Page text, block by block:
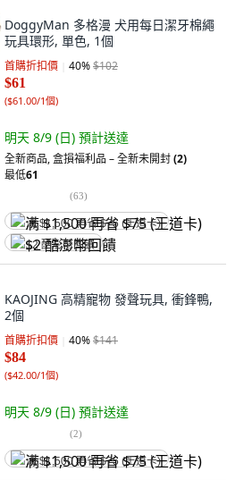
DoggyMan 多格漫 犬用每日潔牙棉繩
玩具環形, 單色, 1個
首購折扣價 40%$102
$61
($61.00/1個)
明天 8/9 (日) 預計送達
全新商品,盒損福利品 – 全新未開封(2)
最低61
(63)
满 $1,500 再省 $75 (王道卡)
$2 酷澎幣回饋
KAOJING 高精寵物 發聲玩具, 衝鋒鴨,
2個
首購折扣價 40%$141
$84
($42.00/1個)
明天 8/9 (日) 預計送達
(2)
满 $1,500 再省 $75 (王道卡)